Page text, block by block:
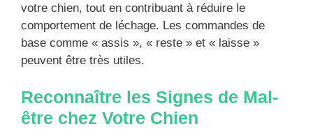
votre chien, tout en contribuant à réduire le
comportement de léchage. Les commandes de
base comme « assis », « reste » et « laisse »
peuvent être très utiles.
Reconnaître les Signes de Mal-
être chez Votre Chien